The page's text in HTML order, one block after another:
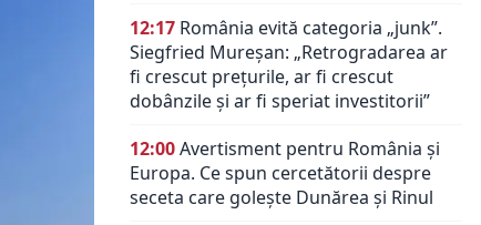
12:17 România evită categoria „junk”.
Siegfried Mureșan: „Retrogradarea ar
fi crescut preţurile, ar fi crescut
dobânzile şi ar fi speriat investitorii”
12:00Avertisment pentru România și
Europa. Ce spun cercetătorii despre
seceta care golește Dunărea și Rinul